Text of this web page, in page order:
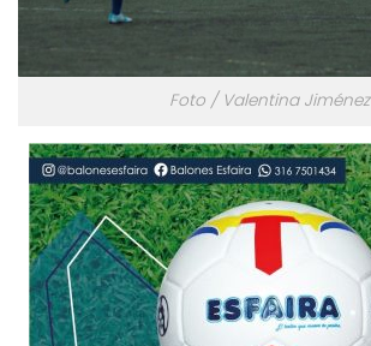
Foto / Valentina Jiménez